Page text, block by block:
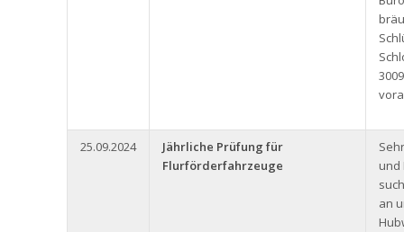
25.09.2024
Jährliche Prüfung für
Flurförderfahrzeuge
und
an